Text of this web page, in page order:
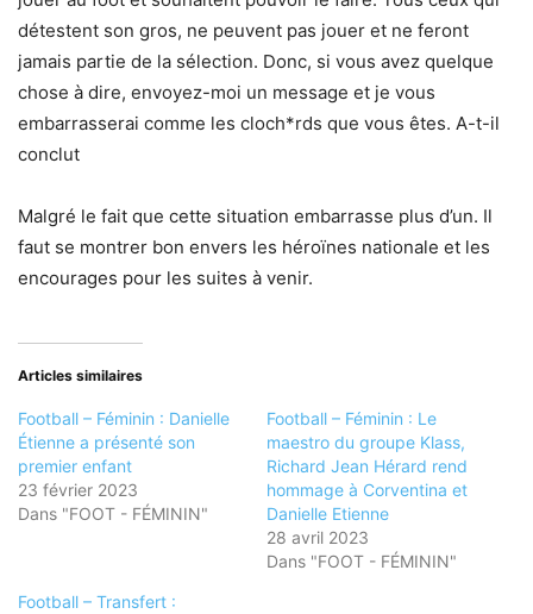
détestent son gros, ne peuvent pas jouer et ne feront
jamais partie de la sélection. Donc, si vous avez quelque
chose à dire, envoyez-moi un message et je vous
embarrasserai comme les cloch*rds que vous êtes. A-t-il
conclut
Malgré le fait que cette situation embarrasse plus d’un. Il
faut se montrer bon envers les héroïnes nationale et les
encourages pour les suites à venir.
Articles similaires
Football – Féminin : Danielle
Étienne a présenté son
premier enfant
23 février 2023
Dans "FOOT - FÉMININ"
Football – Féminin : Le
maestro du groupe Klass,
Richard Jean Hérard rend
hommage à Corventina et
Danielle Etienne
28 avril 2023
Dans "FOOT - FÉMININ"
Football – Transfert :